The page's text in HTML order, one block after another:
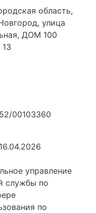
область,
улица
ДОМ 100
00103360
управление
службы по
по